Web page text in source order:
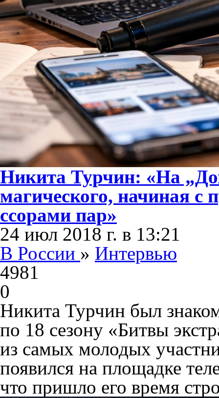
Никита Турчин: «На
магического, начиная с
ссорами пар»
24 июл 2018 г. в 13:21
В России » Интервью
4981
0
Никита Турчин был
по 18 сезону «Битвы
из самых молодых
появился на площадке
что пришло его время